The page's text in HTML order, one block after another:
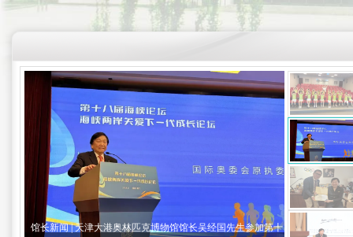
馆长新闻 | 天津大港奥林匹克博物馆馆长吴经国先生参加第十